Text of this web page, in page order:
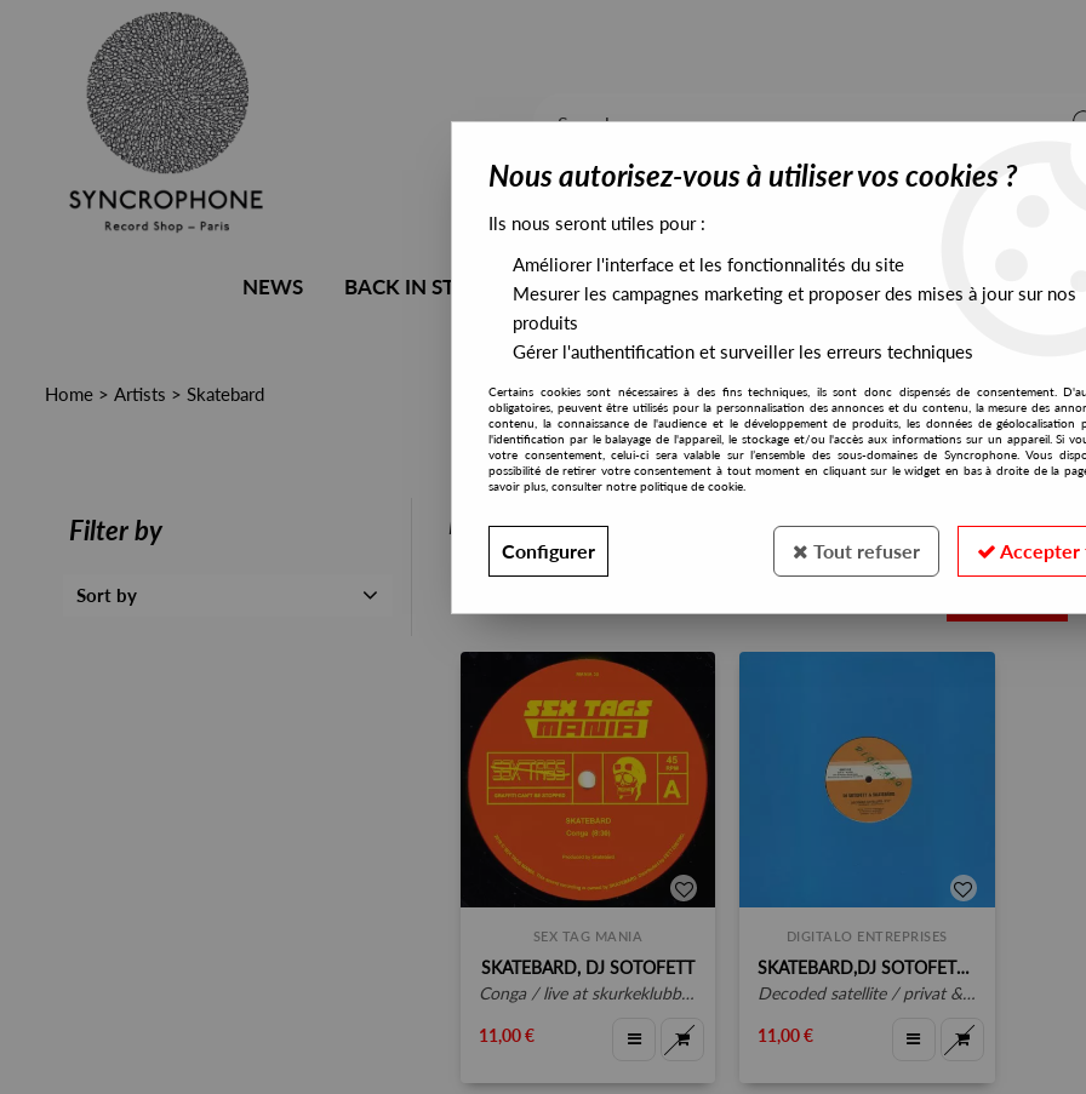
NEWS BACK IN STOCK ALL STOCK EXCLUSIVES PRESALES EXCLUSIVES
Home > Artists > Skatebard
Filter by
Sort by
PRESALES EXCLUSIVES
SEX TAG MANIA
SKATEBARD, DJ SOTOFETT
conga / live at skurkeklubben
11,00 €
DIGITALO ENTREPRISES
SKATEBARD,DJ SOTOFETT,LAUER
decoded satellite / privat & sharf
11,00 €
Nous autorisez-vous à utiliser vos cookies ?
Ils nous seront utiles pour :
Améliorer l'interface et les fonctionnalités du site
Mesurer les campagnes marketing et proposer des mises à jour sur nos
produits
Gérer l'authentification et surveiller les erreurs techniques
Certains cookies sont nécessaires à des fins techniques, ils sont donc dispensés de consentement.
obligatoires, peuvent être utilisés pour la personnalisation des annonces et du contenu, la mesure des
contenu, la connaissance de l'audience et le développement de produits, les données de géolocalisation
l'identification par le balayage de l'appareil, le stockage et/ou l'accès aux informations sur un appareil. Si
votre consentement, celui-ci sera valable sur l’ensemble des sous-domaines de Syncrophone. Vous
possibilité de retirer votre consentement à tout moment en cliquant sur le widget en bas à droite de la
savoir plus, consulter notre politique de cookie.
Configurer Tout refuser Accepter